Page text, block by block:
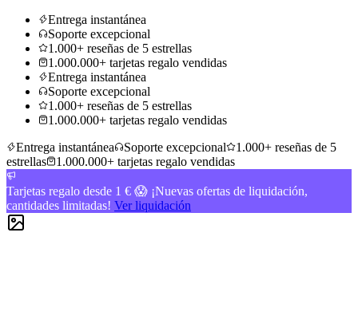
Entrega instantánea
Soporte excepcional
1.000+ reseñas de 5 estrellas
1.000.000+ tarjetas regalo vendidas
Entrega instantánea
Soporte excepcional
1.000+ reseñas de 5 estrellas
1.000.000+ tarjetas regalo vendidas
Entrega instantánea
Soporte excepcional
1.000+ reseñas de 5
estrellas
1.000.000+ tarjetas regalo vendidas
Tarjetas regalo desde 1 € 😱 ¡Nuevas ofertas de liquidación,
cantidades limitadas! Ver liquidación